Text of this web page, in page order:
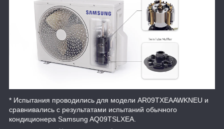
* Испытания проводились для модели AR09TXEAAWKNEU и
сравнивались с результатами испытаний обычного
кондиционера Samsung AQ09TSLXEA.